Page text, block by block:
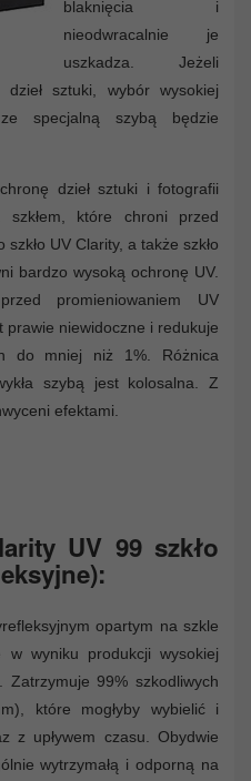
blaknięcia i
nieodwracalnie je
uszkadza. Jeżeli
sztuki, wybór wysokiej
specjalną szybą będzie
dzieł sztuki i fotografii
które chroni przed
UV Clarity, a także szkło
bardzo wysoką ochronę UV.
promieniowaniem UV
prawie niewidoczne i redukuje
do mniej niż 1%. Różnica
szybą jest kolosalna. Z
efektami.
UV 99 szkło
opartym na szkle
w wyniku produkcji wysokiej
Zatrzymuje 99% szkodliwych
które mogłyby wybielić i
z upływem czasu. Obydwie
wytrzymałą i odporną na